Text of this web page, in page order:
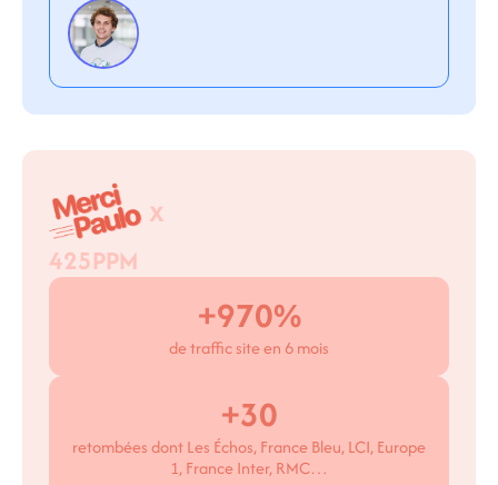
x
425PPM
+970%
de traffic site en 6 mois
+30
retombées dont Les Échos, France Bleu, LCI, Europe
1, France Inter, RMC…